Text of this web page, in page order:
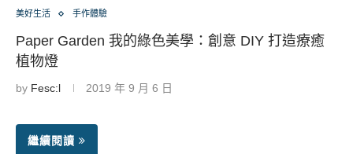
美好生活 手作體驗
Paper Garden 我的綠色美學：創意 DIY 打造療癒
植物燈
by Fesc:l 2019 年 9 月 6 日
繼續閱讀